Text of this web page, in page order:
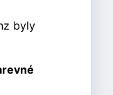
byly